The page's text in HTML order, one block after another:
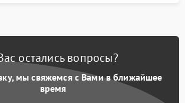
остались вопросы?
мы свяжемся с Вами в ближайшее
время